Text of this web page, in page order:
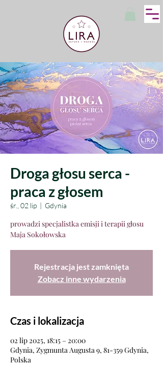
Droga głosu serca -
praca z głosem
śr., 02 lip
  |
Gdynia
prowadzi specjalistka emisji i terapii głosu
Maja Sokołowska
Rejestracja jest zamknięta
Zobacz inne wydarzenia
Czas i lokalizacja
02 lip 2025, 18:15 – 20:00
Gdynia, Zygmunta Augusta 9, 81-359 Gdynia,
Polska